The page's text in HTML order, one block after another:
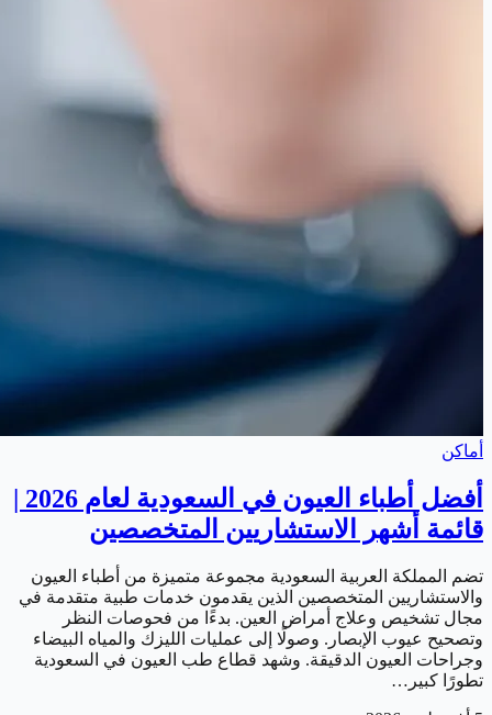
أماكن
أفضل أطباء العيون في السعودية لعام 2026 |
قائمة أشهر الاستشاريين المتخصصين
تضم المملكة العربية السعودية مجموعة متميزة من أطباء العيون
والاستشاريين المتخصصين الذين يقدمون خدمات طبية متقدمة في
مجال تشخيص وعلاج أمراض العين. بدءًا من فحوصات النظر
وتصحيح عيوب الإبصار. وصولًا إلى عمليات الليزك والمياه البيضاء
وجراحات العيون الدقيقة. وشهد قطاع طب العيون في السعودية
تطورًا كبير…